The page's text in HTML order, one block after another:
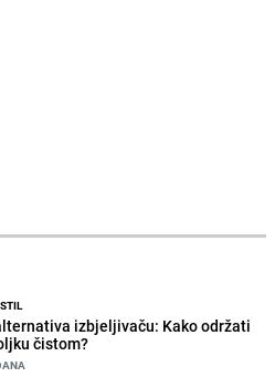
izbjeljivaču: Kako održati
čistom?